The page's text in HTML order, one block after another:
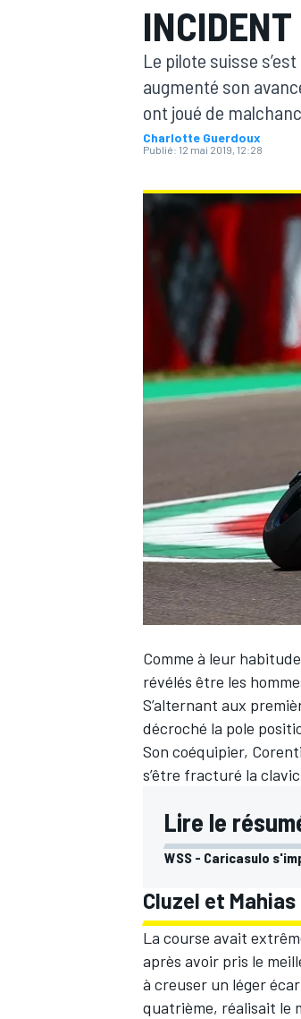
MOTOGP
WEC
Le pilote suisse
augmenté son
ont joué de
Charlotte Guerdoux
Publié: 12 mai 2019, 12:28
Comme à leur
révélés être les
S’alternant aux
décroché la pole
Son coéquipier,
s’être fracturé la
Lire le
WSS - Caricasulo
Cluzel et
La course avait
après avoir pris le
à creuser un léger
quatrième, réalisait le